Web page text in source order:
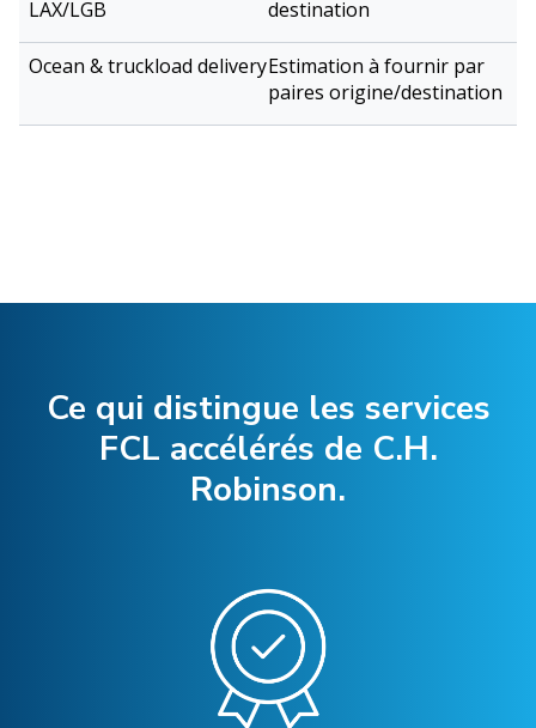
destination
Estimation à fournir par
paires origine/destination
Ce qui distingue les services
FCL accélérés de C.H.
Robinson.